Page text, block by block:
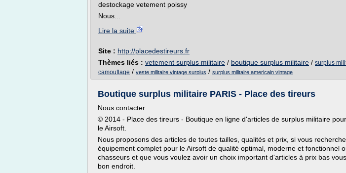
destockage vetement poissy
Nous...
Lire la suite
Site : http://placedestireurs.fr
Thèmes liés : vetement surplus militaire / boutique surplus militaire / surplus
camouflage / veste militaire vintage surplus / surplus militaire americain vintage
Boutique surplus militaire PARIS - Place des tireurs
Nous contacter
© 2014 - Place des tireurs - Boutique en ligne d'articles de surplus militaire
le Airsoft.
Nous proposons des articles de toutes tailles, qualités et prix, si vous
équipement complet pour le Airsoft de qualité optimal, moderne et fonctionnel
chasseurs et que vous voulez avoir un choix important d'articles à prix bas
bon endroit.